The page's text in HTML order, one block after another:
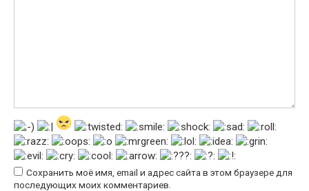
Сохранить моё имя, email и адрес сайта в этом браузере для
последующих моих комментариев.